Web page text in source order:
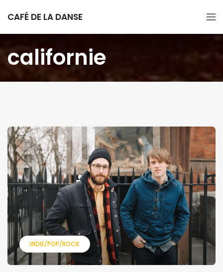
CAFÉ DE LA DANSE
californie
INDIE/POP/ROCK